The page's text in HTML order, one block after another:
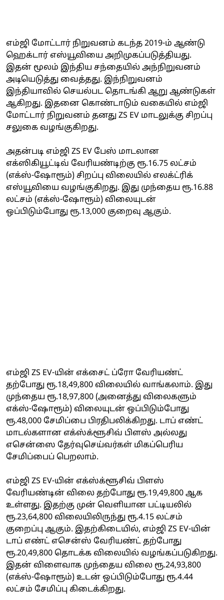
எம்ஜி மோட்டார் நிறுவனம் கடந்த 2019-ம் ஆண்டு
ஹெக்டார் எஸ்யூவியை அறிமுகப்படுத்தியது.
இதன் மூலம் இந்திய சந்தையில் அந்நிறுவனம்
அடியெடுத்து வைத்தது. இந்நிறுவனம்
இந்தியாவில் செயல்பட தொடங்கி ஆறு ஆண்டுகள்
ஆகிறது. இதனை கொண்டாடும் வகையில் எம்ஜி
மோட்டார் நிறுவனம் தனது ZS EV மாடலுக்கு சிறப்பு
சலுகை வழங்குகிறது.
அதன்படி எம்ஜி ZS EV பேஸ் மாடலான
எக்ஸிகியூட்டிவ் வேரியண்டிற்கு ரூ.16.75 லட்சம்
(எக்ஸ்-ஷோரூம்) சிறப்பு விலையில் எலக்ட்ரிக்
எஸ்யூவியை வழங்குகிறது. இது முந்தைய ரூ.16.88
லட்சம் (எக்ஸ்-ஷோரூம்) விலையுடன்
ஒப்பிடும்போது ரூ.13,000 குறைவு ஆகும்.
எம்ஜி ZS EV-யின் எக்சைட் ப்ரோ வேரியண்ட்
தற்போது ரூ.18,49,800 விலையில் வாங்கலாம். இது
முந்தைய ரூ.18,97,800 (அனைத்து விலைகளும்
எக்ஸ்-ஷோரூம்) விலையுடன் ஒப்பிடும்போது
ரூ.48,000 சேமிப்பை பிரதிபலிக்கிறது. டாப் எண்ட்
மாடல்களான எக்ஸ்க்ளூசிவ் பிளஸ் அல்லது
எசென்ஸை தேர்வுசெய்வர்கள் மிகப்பெரிய
சேமிப்பைப் பெறலாம்.
எம்ஜி ZS EV-யின் எக்ஸ்க்ளூசிவ் பிளஸ்
வேரியண்டின் விலை தற்போது ரூ.19,49,800 ஆக
உள்ளது. இதற்கு முன் வெளியான பட்டியலில்
ரூ.23,64,800 விலையிலிருந்து ரூ.4.15 லட்சம்
குறைப்பு ஆகும். இதற்கிடையில், எம்ஜி ZS EV-யின்
டாப் எண்ட் எசென்ஸ் வேரியண்ட் தற்போது
ரூ.20,49,800 தொடக்க விலையில் வழங்கப்படுகிறது.
இதன் விளைவாக முந்தைய விலை ரூ.24,93,800
(எக்ஸ்-ஷோரூம்) உடன் ஒப்பிடும்போது ரூ.4.44
லட்சம் சேமிப்பு கிடைக்கிறது.